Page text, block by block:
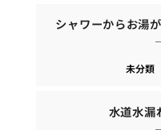
シャワーからお湯
未分類
水道水漏